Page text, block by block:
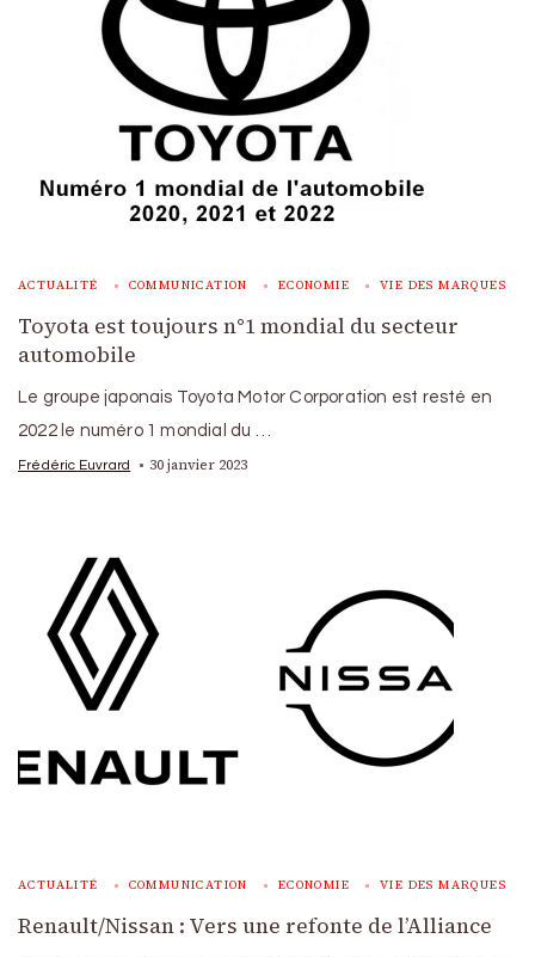
ACTUALITÉ COMMUNICATION ECONOMIE VIE DES MARQUES
Toyota est toujours n°1 mondial du secteur
automobile
Le groupe japonais Toyota Motor Corporation est resté en
2022 le numéro 1 mondial du …
Frédéric Euvrard 30 janvier 2023
ACTUALITÉ COMMUNICATION ECONOMIE VIE DES MARQUES
Renault/Nissan : Vers une refonte de l’Alliance